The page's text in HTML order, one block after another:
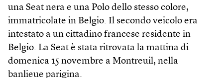
una Seat nera e una Polo dello stesso colore,
immatricolate in Belgio. Il secondo veicolo era
intestato a un cittadino francese residente in
Belgio. La Seat è stata ritrovata la mattina di
domenica 15 novembre a Montreuil, nella
banlieue parigina.